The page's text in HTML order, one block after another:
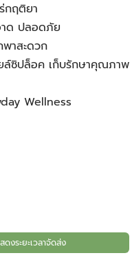
฿35.10
through
฿116.10
กฤติยา
าด ปลอดภัย
าสะดวก
ล์ซิปล็อค เก็บรักษาคุณภาพ
Wellness
งระยะเวลาจัดส่ง